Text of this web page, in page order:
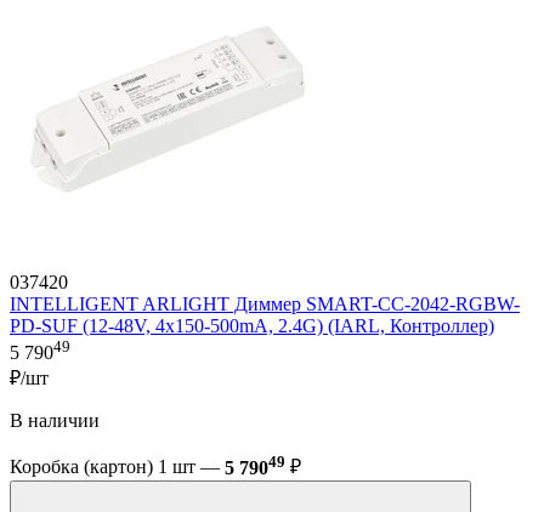
037420
INTELLIGENT ARLIGHT Диммер SMART-CC-2042-RGBW-
PD-SUF (12-48V, 4x150-500mA, 2.4G) (IARL, Контроллер)
5 79049
₽/шт
В наличии
Коробка (картон) 1 шт — 5 79049 ₽